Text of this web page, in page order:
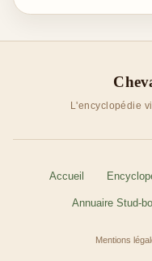
L'encyclopédie
Accueil
Annuaire Stud-
Mentions